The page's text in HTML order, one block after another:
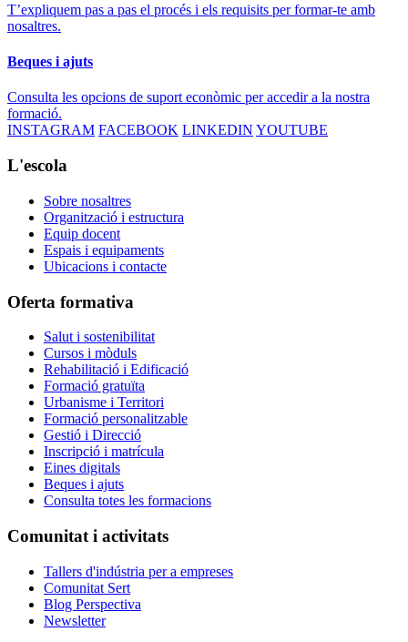
T’expliquem pas a pas el procés i els requisits per formar-te amb
nosaltres.
Beques i ajuts
Consulta les opcions de suport econòmic per accedir a la nostra
formació.
INSTAGRAM FACEBOOK LINKEDIN YOUTUBE
L'escola
Sobre nosaltres
Organització i estructura
Equip docent
Espais i equipaments
Ubicacions i contacte
Oferta formativa
Salut i sostenibilitat
Cursos i mòduls
Rehabilitació i Edificació
Formació gratuïta
Urbanisme i Territori
Formació personalitzable
Gestió i Direcció
Inscripció i matrícula
Eines digitals
Beques i ajuts
Consulta totes les formacions
Comunitat i activitats
Tallers d'indústria per a empreses
Comunitat Sert
Blog Perspectiva
Newsletter